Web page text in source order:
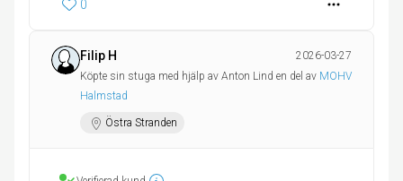
0
Filip H
2026-03-27
Köpte sin stuga med hjälp av Anton Lind en del av MOHV
Halmstad
Östra Stranden